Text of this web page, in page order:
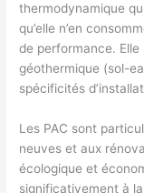
thermodynamique
qu’elle n’en
de performance.
géothermique (sol-
spécificités
Les PAC sont
neuves et aux
écologique et
significativement à